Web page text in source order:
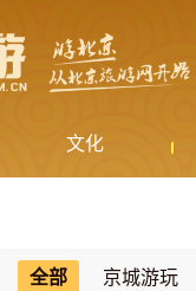
文化
全部 京城游玩